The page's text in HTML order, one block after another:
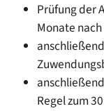
Prüfung der
Monate
Regel zum